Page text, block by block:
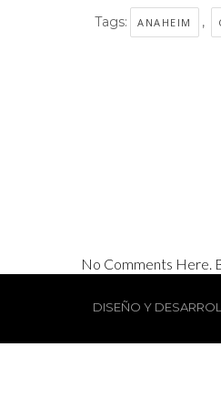
Tags: ANAHEIM ,
No Comments Here.
DISEÑO Y